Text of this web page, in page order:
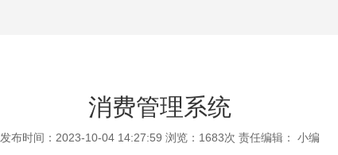
消费管理系统
发布时间：2023-10-04 14:27:59 浏览： 1683次 责任编辑： 小编